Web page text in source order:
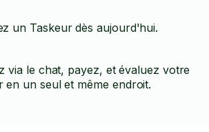
un Taskeur dès aujourd'hui.
via le chat, payez, et évaluez votre
en un seul et même endroit.